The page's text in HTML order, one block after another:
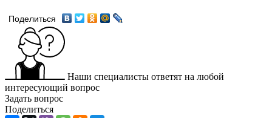
Поделиться
Наши специалисты ответят на любой
интересующий вопрос
Задать вопрос
Поделиться